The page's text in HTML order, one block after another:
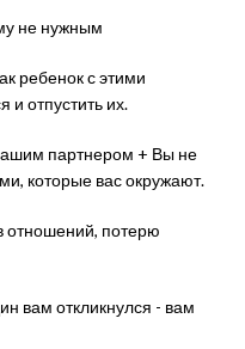
не нужным
ребенок с этими
отпустить их.
партнером + Вы не
которые вас окружают.
отношений, потерю
вам откликнулся - вам